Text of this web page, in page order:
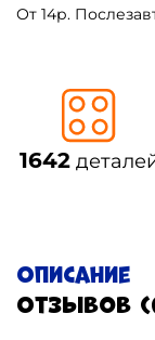
От 14р.
1642
Описание
Отзывов